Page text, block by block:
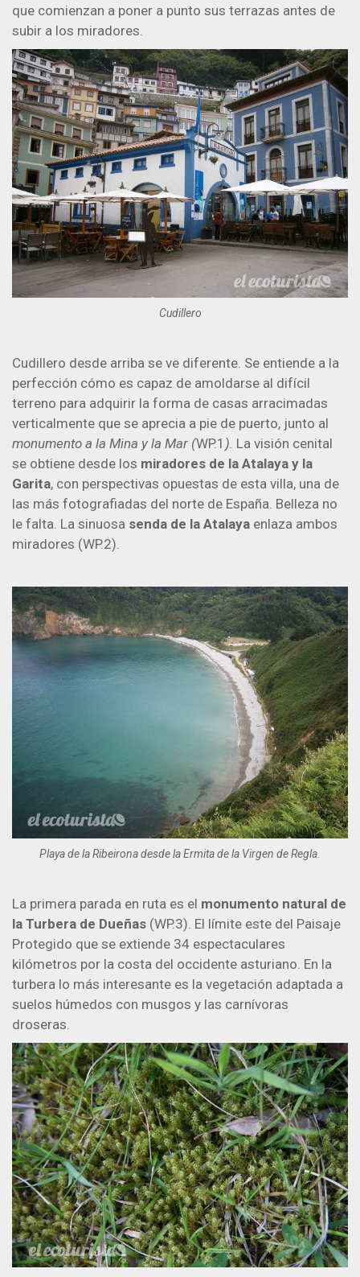
que comienzan a poner a punto sus terrazas antes de
subir a los miradores.
Cudillero
Cudillero desde arriba se ve diferente. Se entiende a la
perfección cómo es capaz de amoldarse al difícil
terreno para adquirir la forma de casas arracimadas
verticalmente que se aprecia a pie de puerto, junto al
monumento a la Mina y la Mar (WP.1 ). La visión cenital
se obtiene desde los miradores de la Atalaya y la
Garita, con perspectivas opuestas de esta villa, una de
las más fotografiadas del norte de España. Belleza no
le falta. La sinuosa senda de la Atalaya enlaza ambos
miradores (WP.2).
Playa de la Ribeirona desde la Ermita de la Virgen de Regla.
La primera parada en ruta es el monumento natural de
la Turbera de Dueñas (WP.3). El límite este del Paisaje
Protegido que se extiende 34 espectaculares
kilómetros por la costa del occidente asturiano. En la
turbera lo más interesante es la vegetación adaptada a
suelos húmedos con musgos y las carnívoras
droseras.